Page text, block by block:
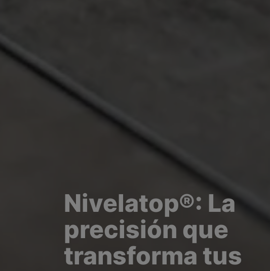
Nivelatop®: La
precisión que
transforma tus